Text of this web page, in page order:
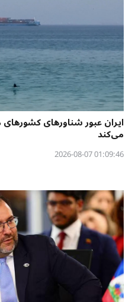
ایران عبور شناورهای
می‌کند
01:09:46 2026-08-07